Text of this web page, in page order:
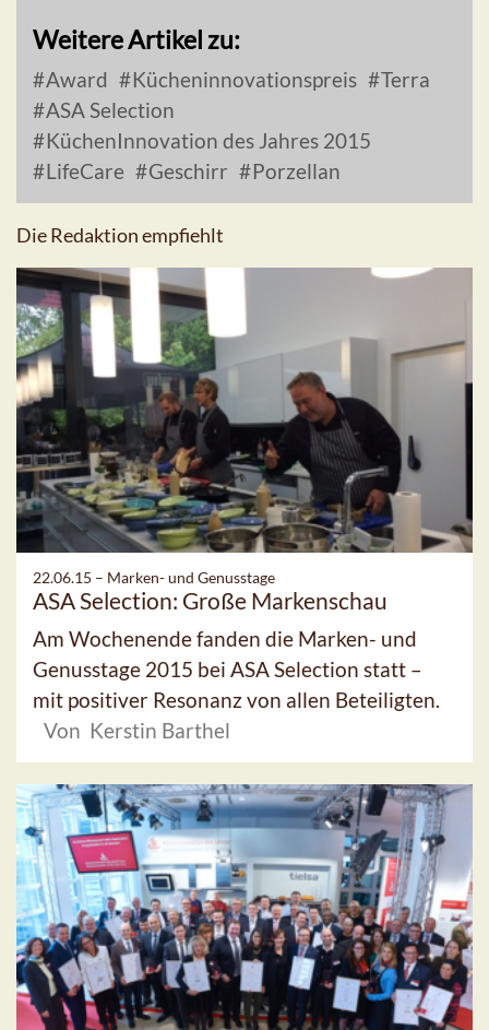
Weitere Artikel zu:
Award Kücheninnovationspreis
Terra
ASA Selection
KüchenInnovation des Jahres 2015
LifeCare
Geschirr Porzellan
Die Redaktion empfiehlt
22.06.15 – Marken- und Genusstage
ASA Selection: Große Markenschau
Am Wochenende fanden die Marken- und
Genusstage 2015 bei ASA Selection statt –
mit positiver Resonanz von allen Beteiligten.
Von Kerstin Barthel